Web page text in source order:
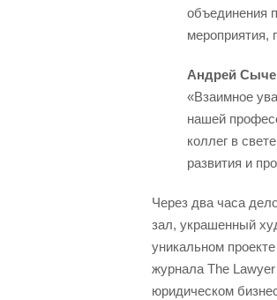
объединения
мероприятия,
Андрей
«Взаимное
нашей
коллег в
развития и
Через два часа
зал, украшенный
уникальном
журнала The
юридическом